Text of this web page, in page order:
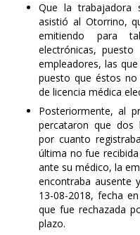
Que la trabajadora
asistió al Otorrino,
emitiendo para
electrónicas,
empleadores, las
puesto que éstos no
de licencia médica
Posteriormente, al
percataron que dos
por cuanto
última no fue
ante su médico, la
encontraba ausente
13-08-2018, fecha
que fue rechazada
plazo.